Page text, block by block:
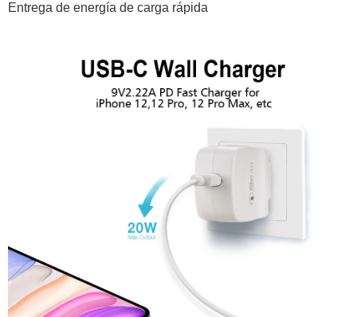
Entrega de energía de carga rápida